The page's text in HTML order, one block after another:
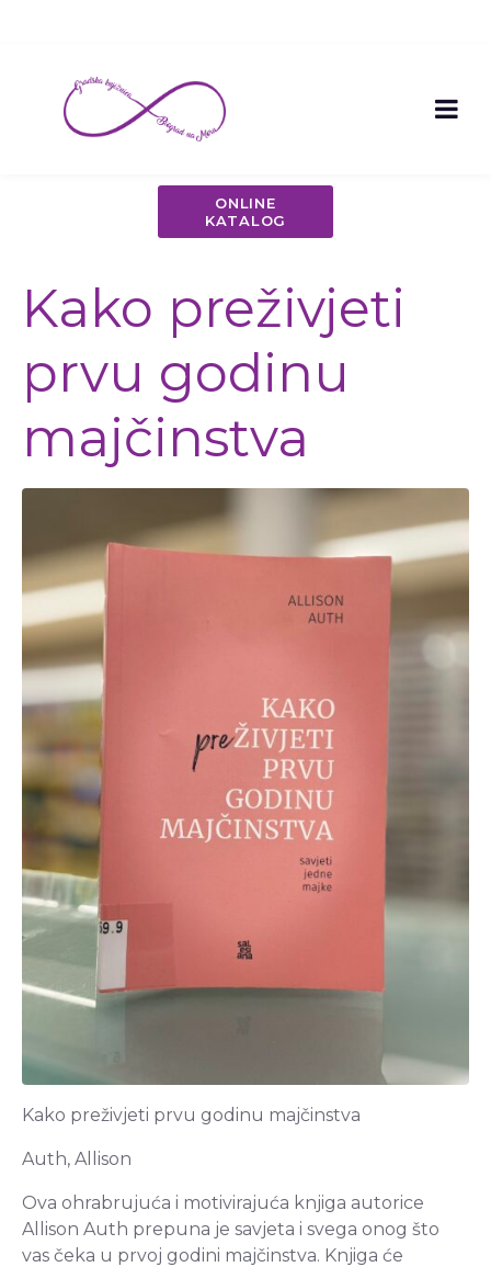
ONLINE
KATALOG
Kako preživjeti
prvu godinu
majčinstva
Kako preživjeti prvu godinu majčinstva
Auth, Allison
Ova ohrabrujuća i motivirajuća knjiga autorice
Allison Auth prepuna je savjeta i svega onog što
vas čeka u prvoj godini majčinstva. Knjiga će